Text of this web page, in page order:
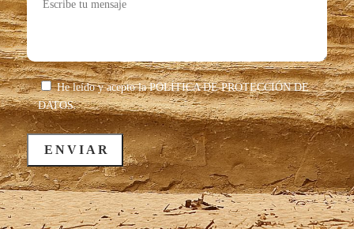
He leído y acepto laPOLÍTICA DE PROTECCIÓN DE
DATOS.